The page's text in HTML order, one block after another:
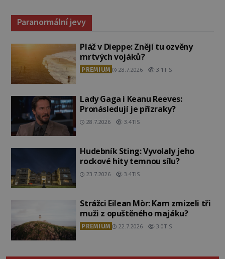
Paranormální jevy
Pláž v Dieppe: Znějí tu ozvěny
mrtvých vojáků?
PREMIUM 28.7.2026 3.1TIS
Lady Gaga i Keanu Reeves:
Pronásledují je přízraky?
28.7.2026 3.4TIS
Hudebník Sting: Vyvolaly jeho
rockové hity temnou sílu?
23.7.2026 3.4TIS
Strážci Eilean Mòr: Kam zmizeli tři
muži z opuštěného majáku?
PREMIUM 22.7.2026 3.0TIS